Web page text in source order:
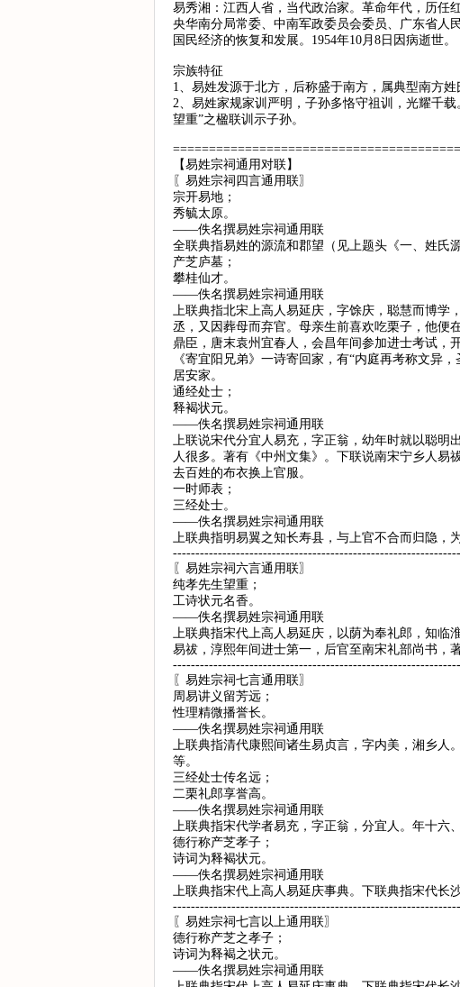
易秀湘：江西人省，当代政治家。革命年代，历任
央华南分局常委、中南军政委员会委员、广东省人
国民经济的恢复和发展。1954年10月8日因病逝世。
宗族特征
1、易姓发源于北方，后称盛于南方，属典型南方姓
2、易姓家规家训严明，子孙多恪守祖训，光耀千
望重”之楹联训示子孙。
【易姓宗祠通用对联】
〖易姓宗祠四言通用联〗
宗开易地；
秀毓太原。
——佚名撰易姓宗祠通用联
全联典指易姓的源流和郡望（见上题头《一、姓氏
产芝庐墓；
攀桂仙才。
——佚名撰易姓宗祠通用联
上联典指北宋上高人易延庆，字馀庆，聪慧而博学
丞，又因葬母而弃官。母亲生前喜欢吃栗子，他便
鼎臣，唐末袁州宜春人，会昌年间参加进士考试，
《寄宜阳兄弟》一诗寄回家，有“内庭再考称文异
居安家。
通经处士；
释褐状元。
——佚名撰易姓宗祠通用联
上联说宋代分宜人易充，字正翁，幼年时就以聪明
人很多。著有《中州文集》。下联说南宋宁乡人
去百姓的布衣换上官服。
一时师表；
三经处士。
——佚名撰易姓宗祠通用联
上联典指明易翼之知长寿县，与上官不合而归隐，
〖易姓宗祠六言通用联〗
纯孝先生望重；
工诗状元名香。
——佚名撰易姓宗祠通用联
上联典指宋代上高人易延庆，以荫为奉礼郎，知临
易祓，淳熙年间进士第一，后官至南宋礼部尚书，著
〖易姓宗祠七言通用联〗
周易讲义留芳远；
性理精微播誉长。
——佚名撰易姓宗祠通用联
上联典指清代康熙间诸生易贞言，字内美，湘乡人
等。
三经处士传名远；
二栗礼郎享誉高。
——佚名撰易姓宗祠通用联
上联典指宋代学者易充，字正翁，分宜人。年十六
德行称产芝孝子；
诗词为释褐状元。
——佚名撰易姓宗祠通用联
上联典指宋代上高人易延庆事典。下联典指宋代长
〖易姓宗祠七言以上通用联〗
德行称产芝之孝子；
诗词为释褐之状元。
——佚名撰易姓宗祠通用联